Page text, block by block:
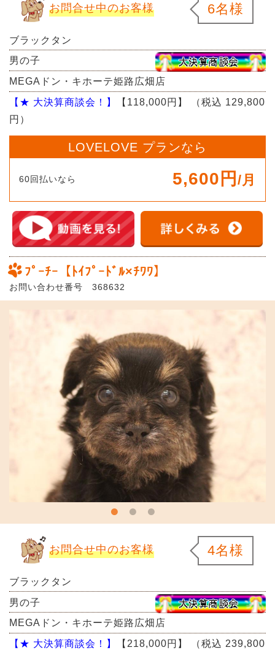
お問合せ中のお客様 6名様
ブラックタン
男の子
MEGAドン・キホーテ姫路広畑店
【★ 大決算商談会！】
【118,000円】
（税込 129,800
円）
LOVELOVE プランなら
60回払いなら 5,600円 /月
ﾌﾟｰﾁｰ【ﾄｲﾌﾟｰﾄﾞﾙ×ﾁﾜﾜ】
お問い合わせ番号 368632
お問合せ中のお客様 4名様
ブラックタン
男の子
MEGAドン・キホーテ姫路広畑店
【★ 大決算商談会！】
【218,000円】
（税込 239,800